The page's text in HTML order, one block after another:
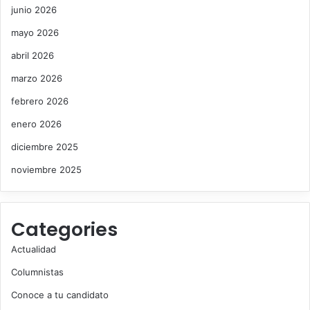
junio 2026
mayo 2026
abril 2026
marzo 2026
febrero 2026
enero 2026
diciembre 2025
noviembre 2025
Categories
Actualidad
Columnistas
Conoce a tu candidato